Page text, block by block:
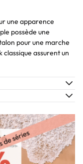
une apparence
possède une
pour une marche
assurent un